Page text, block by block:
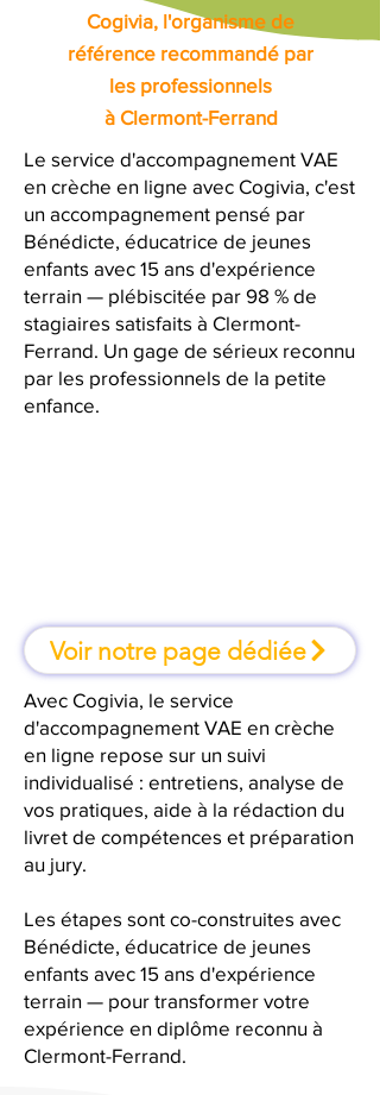
Cogivia, l'organisme de
référence recommandé par
les professionnels
à Clermont-Ferrand
Le service d'accompagnement VAE
en crèche en ligne avec Cogivia, c'est
un accompagnement pensé par
Bénédicte, éducatrice de jeunes
enfants avec 15 ans d'expérience
terrain — plébiscitée par 98 % de
stagiaires satisfaits à Clermont-
Ferrand. Un gage de sérieux reconnu
par les professionnels de la petite
enfance.
Voir notre page dédiée
Avec Cogivia, le service
d'accompagnement VAE en crèche
en ligne repose sur un suivi
individualisé : entretiens, analyse de
vos pratiques, aide à la rédaction du
livret de compétences et préparation
au jury.
Les étapes sont co-construites avec
Bénédicte, éducatrice de jeunes
enfants avec 15 ans d'expérience
terrain — pour transformer votre
expérience en diplôme reconnu à
Clermont-Ferrand.